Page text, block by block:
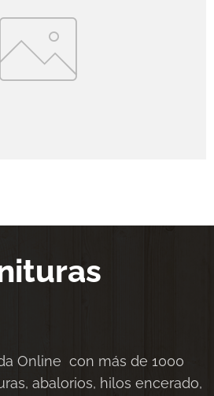
Online con más de 1000
abalorios, hilos encerado,